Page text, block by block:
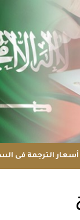
أسعار الترجمة فى